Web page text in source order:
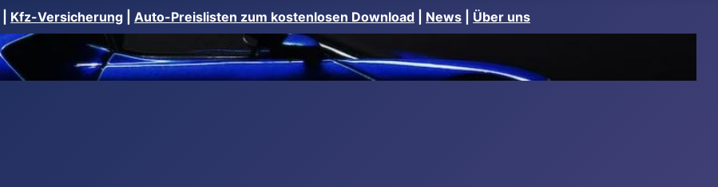
Kfz-Versicherung Auto-Preislisten zum kostenlosen Download News Über uns